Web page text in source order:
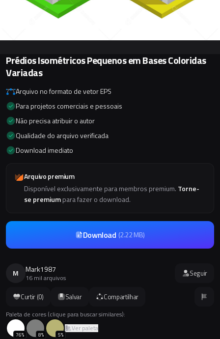
Curtir (0) Salvar Compartilhar
Paleta de cores (clique para buscar similares):
76% 8% 5%
Ver paleta
Prédios Isométricos Pequenos em Bases Coloridas
Variadas
Arquivo no formato de vetor EPS
Para projetos comerciais e pessoais
Não precisa atribuir o autor
Qualidade do arquivo verificada
Download imediato
Arquivo premium
Disponível exclusivamente para membros premium. Torne-
se premiumpara fazer o download.
Download (2.22 MB)
M Mark1987
16 mil arquivos Seguir